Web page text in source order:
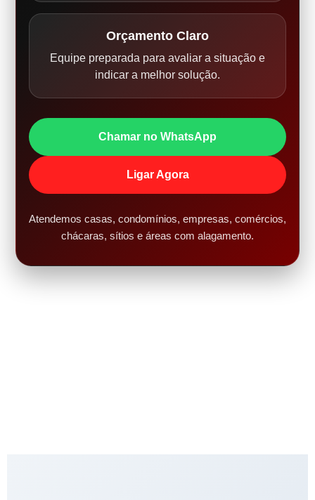
Orçamento Claro
Equipe preparada para avaliar a situação e
indicar a melhor solução.
Chamar no WhatsApp
Ligar Agora
Atendemos casas, condomínios, empresas, comércios,
chácaras, sítios e áreas com alagamento.